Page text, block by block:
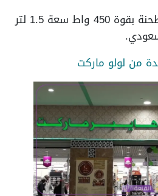
خلاط أيكون مع مطحنة بقوة 450 واط سعة 1.5 لتر
من لولو ماركت